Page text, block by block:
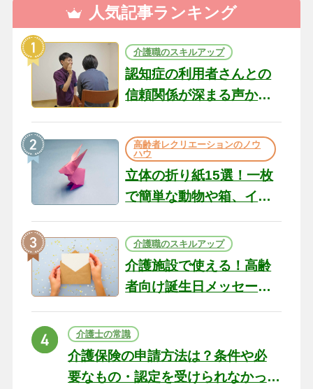
人気記事ランキング
介護職のスキルアップ
認知症の利用者さんとの
信頼関係が深まる声かけ
の現場から（22）
高齢者レクリエーションのノウ
ハウ
立体の折り紙15選！一枚
で簡単な動物や箱、イン
テリアになる作品まで
介護職のスキルアップ
介護施設で使える！高齢
者向け誕生日メッセージ
の例文と書き方のポイン
ト
介護士の常識
介護保険の申請方法は？条件や必
要なもの・認定を受けられなかっ